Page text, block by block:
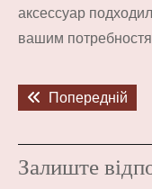
аксессуар
вашим
записів
Попередній
Залиште